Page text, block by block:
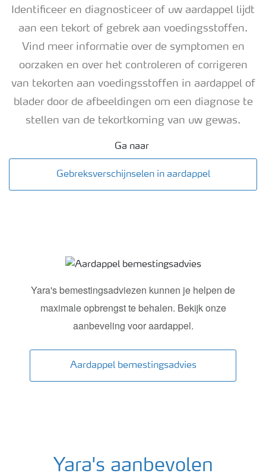
Identificeer en diagnosticeer of uw aardappel lijdt
aan een tekort of gebrek aan voedingsstoffen.
Vind meer informatie over de symptomen en
oorzaken en over het controleren of corrigeren
van tekorten aan voedingsstoffen in aardappel of
blader door de afbeeldingen om een ​​diagnose te
stellen van de tekortkoming van uw gewas.
Ga naar
Gebreksverschijnselen in aardappel
Aardappel bemestingsadvies
Yara's bemestingsadviezen kunnen je helpen de
maximale opbrengst te behalen. Bekijk onze
aanbeveling voor aardappel.
Aardappel bemestingsadvies
Yara's aanbevolen